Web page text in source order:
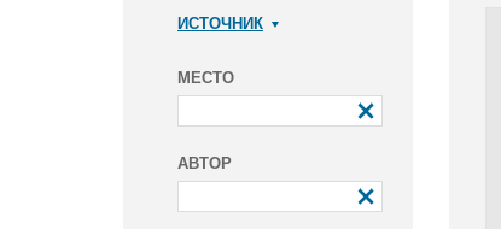
ИСТОЧНИК
МЕСТО
АВТОР